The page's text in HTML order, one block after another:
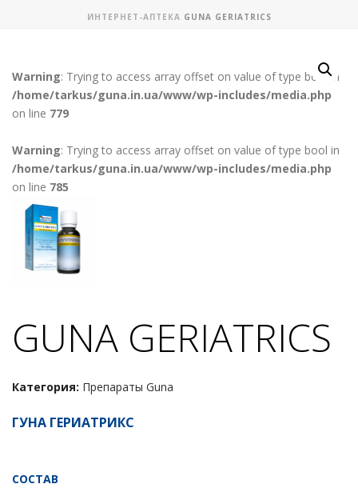
ИНТЕРНЕТ-АПТЕКА GUNA GERIATRICS
Warning: Trying to access array offset on value of type bool in
/home/tarkus/guna.in.ua/www/wp-includes/media.php
on line 779
Warning: Trying to access array offset on value of type bool in
/home/tarkus/guna.in.ua/www/wp-includes/media.php
on line 785
GUNA GERIATRICS
Категория: Препараты Guna
ГУНА ГЕРИАТРИКС
СОСТАВ